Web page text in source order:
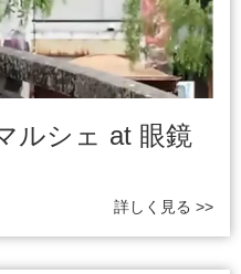
ルシェ at 眼鏡
詳しく見る >>